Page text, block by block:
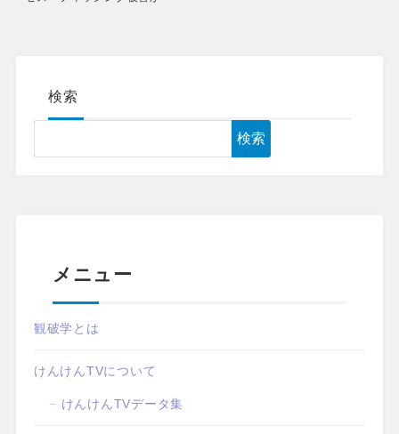
検索
検索
メニュー
観破学とは
けんけんTVについて
けんけんTVデータ集